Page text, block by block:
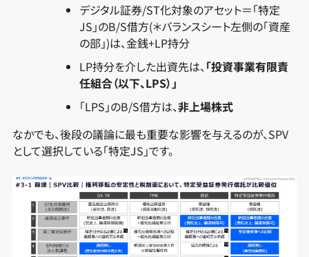
デジタル証券/ST化対象のアセット＝「特定
JS」のB/S借方(＊バランスシート左側の「資産
の部」)は、金銭+LP持分
LP持分を介した出資先は、 「投資事業有限責
任組合（以下、LPS）」
「LPS」のB/S借方は、非上場株式
なかでも、後段の議論に最も重要な影響を与えるのが、SPV
として選択している「特定JS」です。